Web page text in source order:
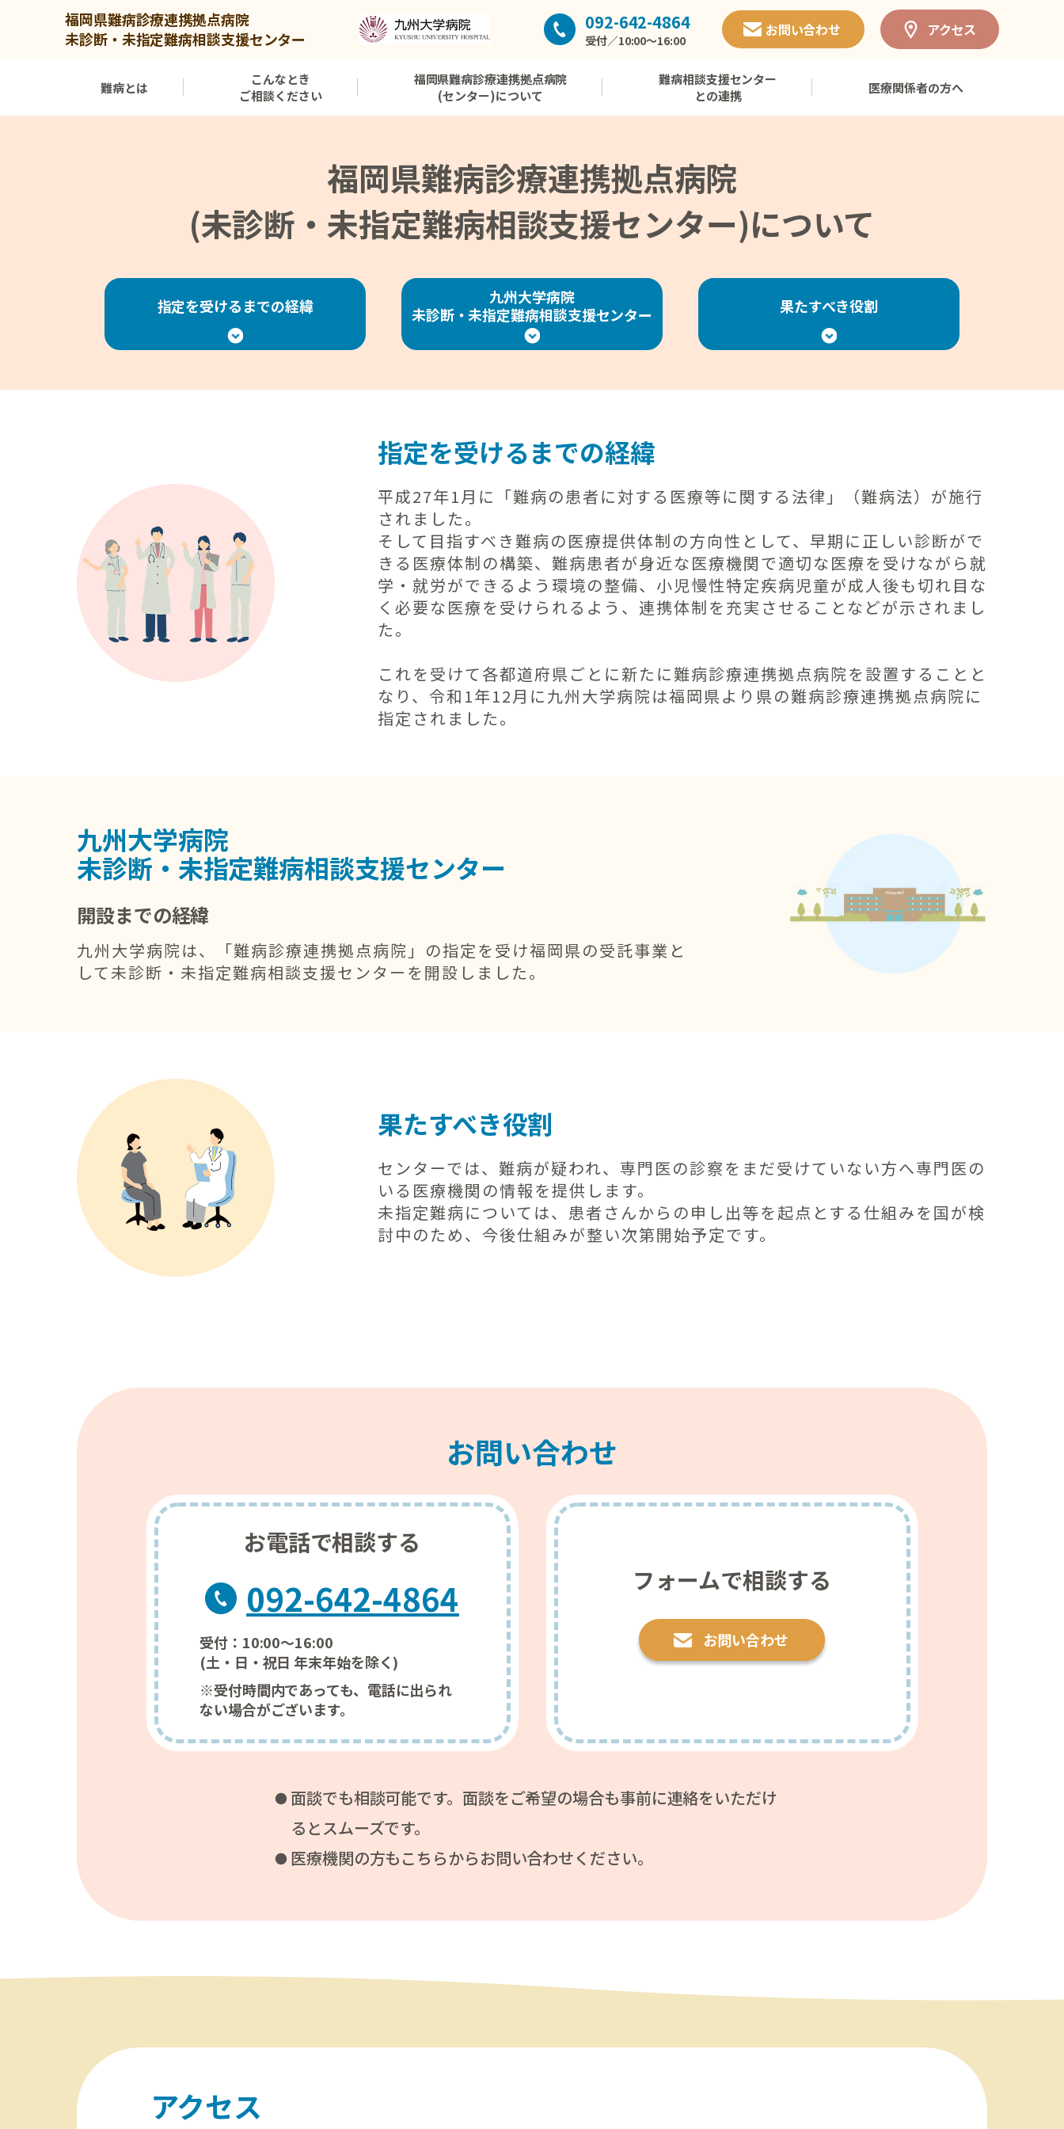
福岡県難病診療連携拠点病院
未診断・未指定難病相談支援センター
092-642-4864
受付／10:00～16:00
お問い合わせ アクセス
難病とは
こんなとき
ご相談ください
福岡県難病診療連携拠点病院
(センター)について
難病相談支援センター
との連携
医療関係者の方へ
福岡県難病診療連携拠点病院
(未診断・未指定難病相談支援センター)について
指定を受けるまでの経緯
九州大学病院
未診断・未指定難病相談支援センター 果たすべき役割
指定を受けるまでの経緯
平成27年1月に「難病の患者に対する医療等に関する法律」（難病法）が施行
されました。
そして目指すべき難病の医療提供体制の方向性として、早期に正しい診断がで
きる医療体制の構築、難病患者が身近な医療機関で適切な医療を受けながら就
学・就労ができるよう環境の整備、小児慢性特定疾病児童が成人後も切れ目な
く必要な医療を受けられるよう、連携体制を充実させることなどが示されまし
た。
これを受けて各都道府県ごとに新たに難病診療連携拠点病院を設置することと
なり、令和1年12月に九州大学病院は福岡県より県の難病診療連携拠点病院に
指定されました。
九州大学病院
未診断・未指定難病相談支援センター
開設までの経緯
九州大学病院は、「難病診療連携拠点病院」の指定を受け福岡県の受託事業と
して未診断・未指定難病相談支援センターを開設しました。
果たすべき役割
センターでは、難病が疑われ、専門医の診察をまだ受けていない方へ専門医の
いる医療機関の情報を提供します。
未指定難病については、患者さんからの申し出等を起点とする仕組みを国が検
討中のため、今後仕組みが整い次第開始予定です。
お問い合わせ
お電話で相談する
092-642-4864
受付：10:00～16:00
(土・日・祝日 年末年始を除く)
※受付時間内であっても、電話に出られ
ない場合がございます。
フォームで相談する
お問い合わせ
面談でも相談可能です。面談をご希望の場合も事前に連絡をいただけ
るとスムーズです。
医療機関の方もこちらからお問い合わせください。
アクセス